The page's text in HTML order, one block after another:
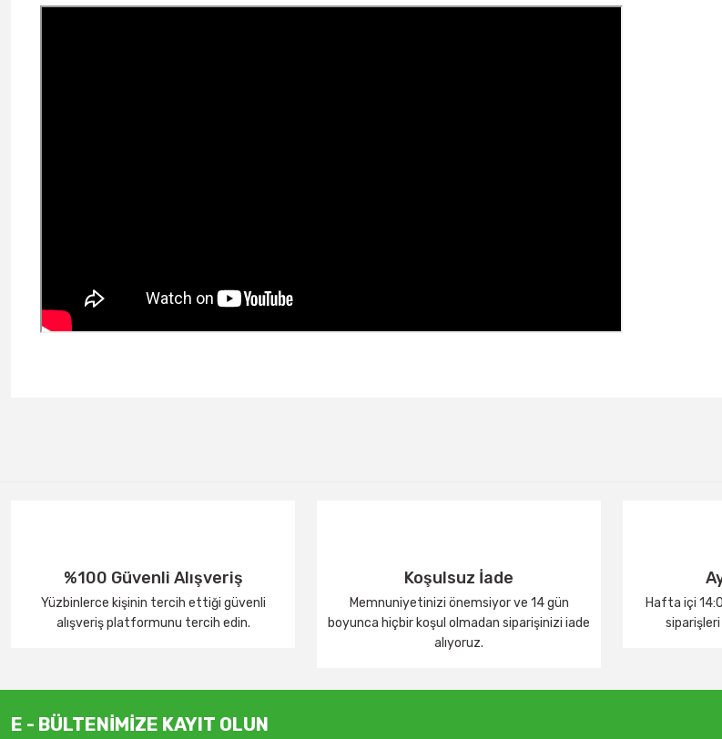
%100 Güvenli Alışveriş
Yüzbinlerce kişinin tercih ettiği güvenli
alışveriş platformunu tercih edin.
Koşulsuz İade
Memnuniyetinizi önemsiyor ve 14 gün
boyunca hiçbir koşul olmadan siparişinizi iade
alıyoruz.
Hafta içi
E - BÜLTENİMİZE KAYIT OLUN